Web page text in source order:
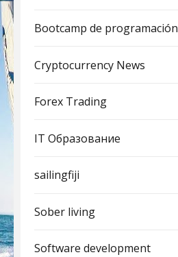
Bootcamp de programación
Cryptocurrency News
Forex Trading
IT Образование
sailingfiji
Sober living
Software development